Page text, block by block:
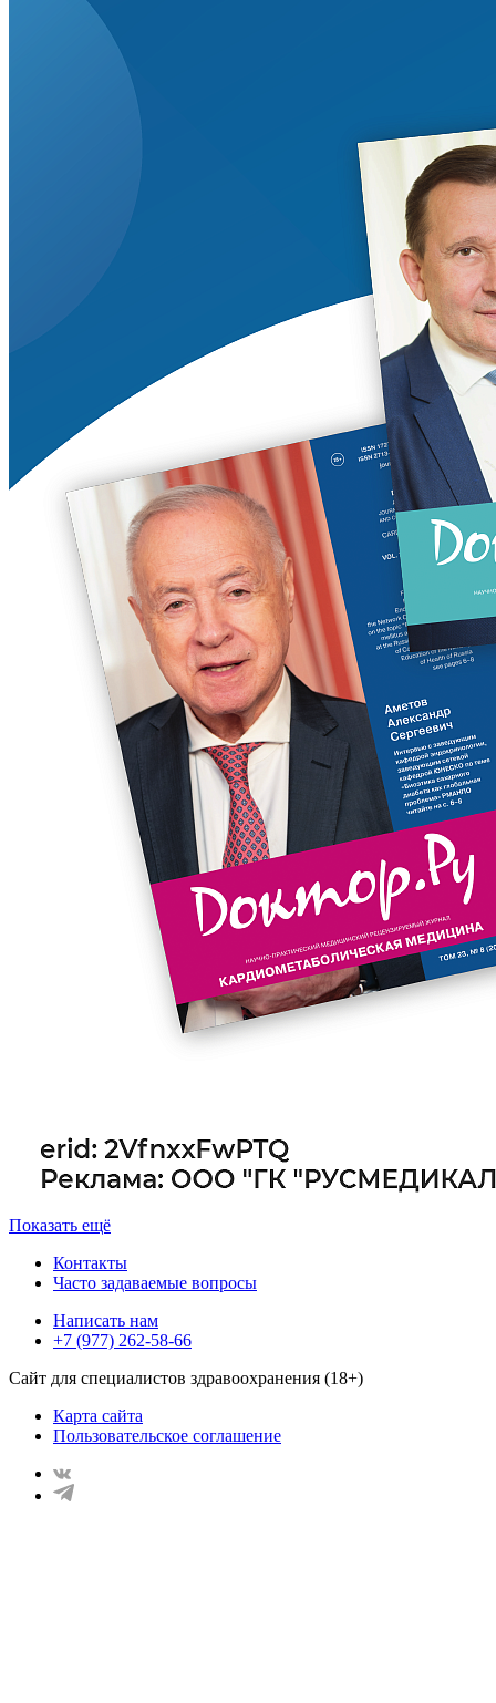
Показать ещё
Контакты
Часто задаваемые вопросы
Написать нам
+7 (977) 262-58-66
Сайт для специалистов здравоохранения (18+)
Карта сайта
Пользовательское соглашение